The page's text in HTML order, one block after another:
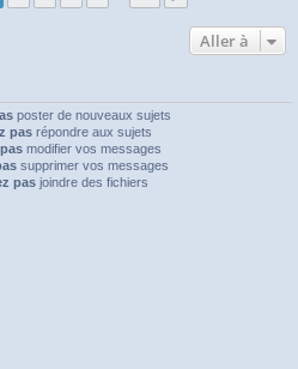
Aller à
poster de nouveaux sujets
pas répondre aux sujets
modifier vos messages
supprimer vos messages
pas joindre des fichiers